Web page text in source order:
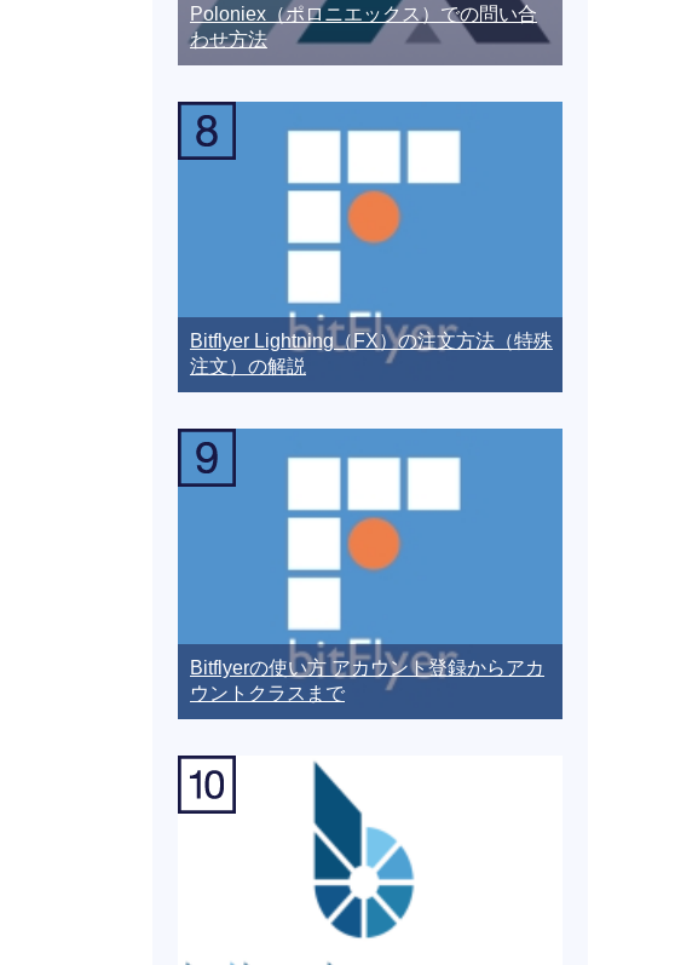
Poloniex（ポロニエックス）での問い合
わせ方法
Bitflyer Lightning（FX）の注文方法（特殊
注文）の解説
Bitflyerの使い方 アカウント登録からアカ
ウントクラスまで